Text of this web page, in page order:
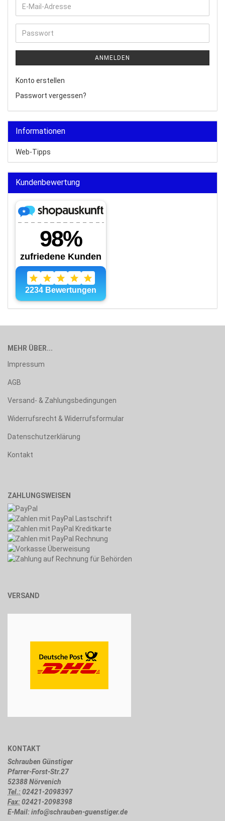
E-
Mail-
Adresse
Passwort
ANMELDEN
Konto erstellen
Passwort vergessen?
Informationen
Web-Tipps
Kundenbewertung
MEHR ÜBER...
Impressum
AGB
Versand- & Zahlungsbedingungen
Widerrufsrecht & Widerrufsformular
Datenschutzerklärung
Kontakt
ZAHLUNGSWEISEN
VERSAND
KONTAKT
Schrauben Günstiger
Pfarrer-Forst-Str.27
52388 Nörvenich
Tel.:02421-2098397
Fax:02421-2098398
E-Mail: info@schrauben-guenstiger.de